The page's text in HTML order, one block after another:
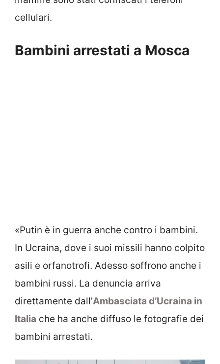
cellulari.
Bambini arrestati a Mosca
«Putin è in guerra anche contro i bambini.
In Ucraina, dove i suoi missili hanno colpito
asili e orfanotrofi. Adesso soffrono anche i
bambini russi. La denuncia arriva
direttamente dall’Ambasciata d’Ucraina in
Italia che ha anche diffuso le fotografie dei
bambini arrestati.